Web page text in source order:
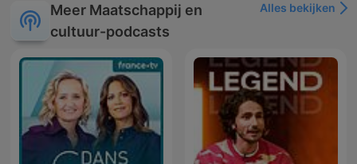
Meer Maatschappij en
cultuur-podcasts
Alles bekijken